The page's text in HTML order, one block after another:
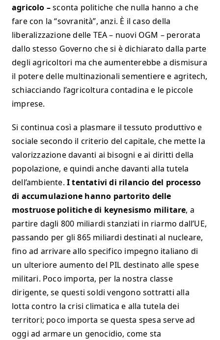
agricolo –sconta politiche che nulla hanno a che
fare con la “sovranità”, anzi. È il caso della
liberalizzazione delle TEA – nuovi OGM – perorata
dallo stesso Governo che si è dichiarato dalla parte
degli agricoltori ma che aumenterebbe a dismisura
il potere delle multinazionali sementiere e agritech,
schiacciando l’agricoltura contadina e le piccole
imprese.
Si continua così a plasmare il tessuto produttivo e
sociale secondo il criterio del capitale, che mette la
valorizzazione davanti ai bisogni e ai diritti della
popolazione, e quindi anche davanti alla tutela
dell’ambiente. I tentativi di rilancio del processo
di accumulazione hanno partorito delle
mostruose politiche di keynesismo militare, a
partire dagli 800 miliardi stanziati in riarmo dall’UE,
passando per gli 865 miliardi destinati al nucleare,
fino ad arrivare allo specifico impegno italiano di
un ulteriore aumento del PIL destinato alle spese
militari. Poco importa, per la nostra classe
dirigente, se questi soldi vengono sottratti alla
lotta contro la crisi climatica e alla tutela dei
territori; poco importa se questa spesa serve ad
oggi ad armare un genocidio, come sta